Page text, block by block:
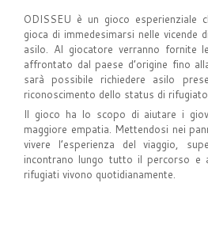
ODISSEU è un gioco esperienziale
gioca di immedesimarsi nelle vicende
asilo. Al giocatore verranno fornite
affrontato dal paese d’origine fino
sarà possibile richiedere asilo
riconoscimento dello status di
Il gioco ha lo scopo di aiutare i
maggiore empatia. Mettendosi nei
vivere l’esperienza del viaggio,
incontrano lungo tutto il percorso e
rifugiati vivono quotidianamente.